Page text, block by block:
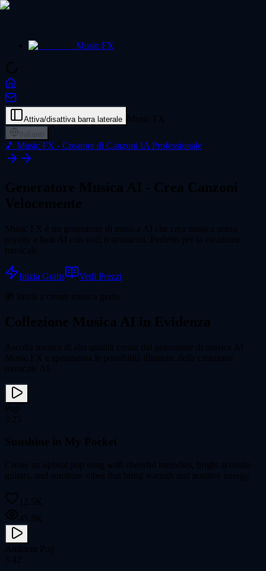
Music FX
Attiva/disattiva barra laterale Music FX
🎵 Music FX - Creatore di Canzoni IA Professionale
Generatore Musica AI - Crea Canzoni
Velocemente
Music FX è un generatore di musica AI che crea musica senza
royalty e beat AI con voci o strumenti. Perfetto per la creazione
musicale.
Inizia Gratis
Vedi Prezzi
🎁 Inizia a creare musica gratis
Collezione Musica AI in Evidenza
Ascolta musica di alta qualità creata dal generatore di musica AI
Music FX e sperimenta le possibilità illimitate della creazione
musicale AI.
Pop
3:25
Sunshine in My Pocket
Create an upbeat pop song with cheerful melodies, bright acoustic
guitars, and sunshine vibes that bring warmth and positive energy
12.5K
45.8K
Ambient Pop
3:42